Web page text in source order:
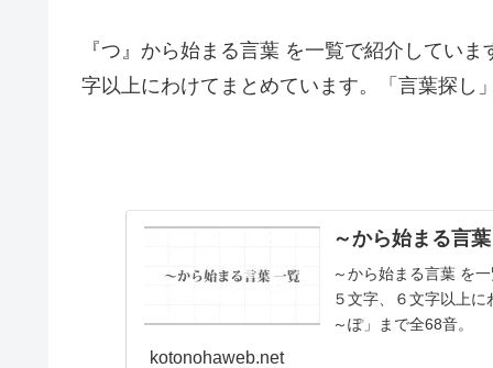
『つ』から始まる言葉 を一覧で紹介してい
字以上にわけてまとめています。「言葉探し
～から始まる言
～から始まる言葉 を
５文字、６文字以上
～ぽ」まで全68音。
kotonohaweb.net